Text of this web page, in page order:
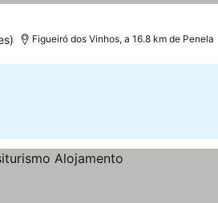
Figueiró dos Vinhos, a 16.8 km de Penela